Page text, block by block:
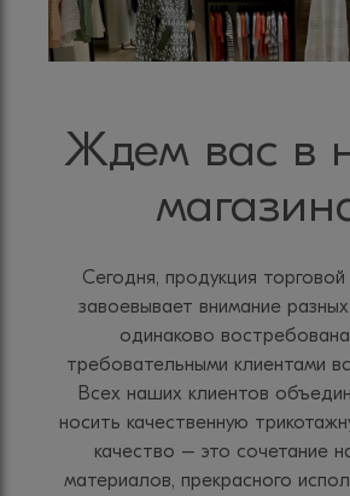
Ждем вас в
Сегодня, продукция торговой
завоевывает внимание
одинаково
требовательными клиентами
Всех наших клиентов
носить качественную
качество – это сочетание
материалов, прекрасного